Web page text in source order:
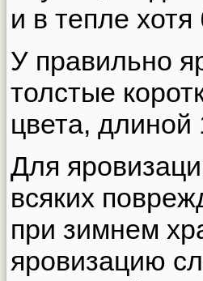
и в тепле
У правильно
толстые
цвета,
Для
всяких
при зимнем
яровизацию